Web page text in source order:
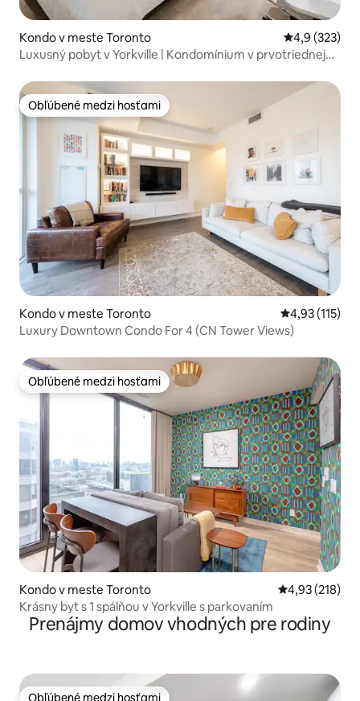
Kondo v meste Toronto Priemerné
4,9 (323)
Luxusný pobyt v Yorkville | Kondomínium v prvotriednej
Obľúbené medzi hosťami
Obľúbené medzi hosťami
Kondo v meste Toronto Priemerné
4,93 (115)
Luxury Downtown Condo For 4 (CN Tower Views)
Obľúbené medzi hosťami
Obľúbené medzi hosťami
Kondo v meste Toronto Priemerné
4,93 (218)
Krásny byt s 1 spálňou v Yorkville s parkovaním
Prenájmy domov vhodných pre rodiny
Obľúbené medzi hosťami